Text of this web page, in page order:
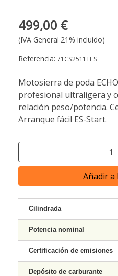
499,00 €
(IVA General 21% incluido)
Referencia: 71CS2511TES
Motosierra de poda ECHO
profesional ultraligera y
relación peso/potencia.
Arranque fácil ES-Start.
Añadir a
Cilindrada
Potencia nominal
Certificación de emisiones
Depósito de carburante